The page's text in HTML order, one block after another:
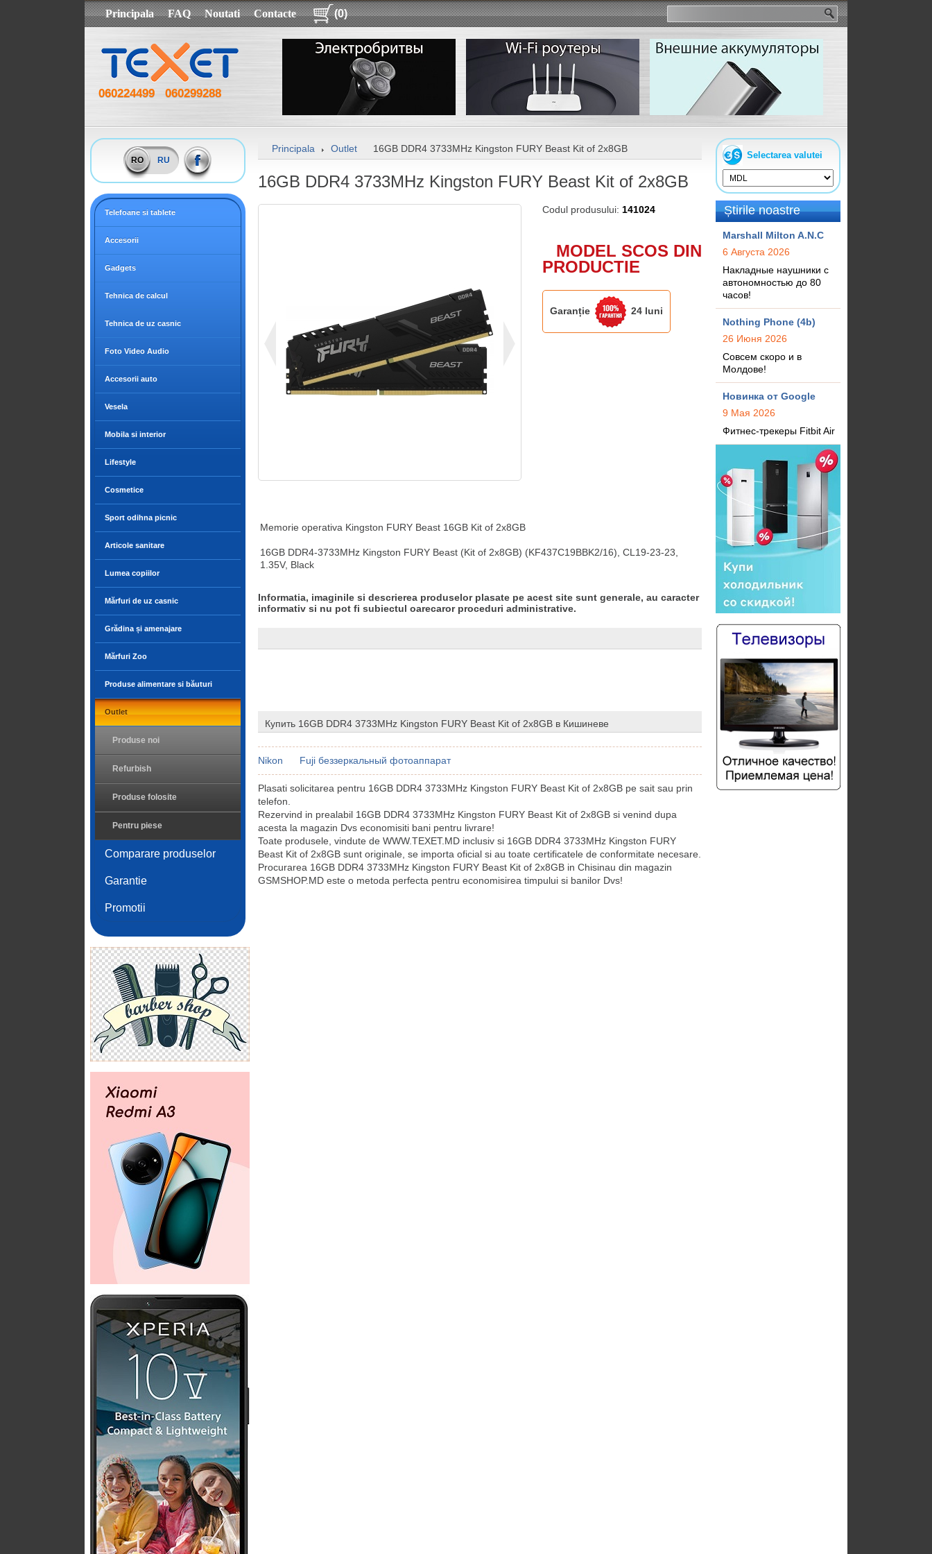
Principala FAQ Noutati Contacte (0)
060224499 060299288
RO RU
Telefoane si tablete
Accesorii
Gadgets
Tehnica de calcul
Tehnica de uz casnic
Foto Video Audio
Accesorii auto
Vesela
Mobila si interior
Lifestyle
Cosmetice
Sport odihna picnic
Articole sanitare
Lumea copiilor
Mărfuri de uz casnic
Grădina și amenajare
Mărfuri Zoo
Produse alimentare si băuturi
Outlet
Produse noi
Refurbish
Produse folosite
Pentru piese
Comparare produselor
Garantie
Promotii
Principala Outlet 16GB DDR4 3733MHz Kingston FURY Beast Kit of 2x8GB
16GB DDR4 3733MHz Kingston FURY Beast Kit of 2x8GB
Codul produsului: 141024
MODEL SCOS DIN
PRODUCTIE
Garanție 24 luni
Memorie operativa Kingston FURY Beast 16GB Kit of 2x8GB
16GB DDR4-3733MHz Kingston FURY Beast (Kit of 2x8GB) (KF437C19BBK2/16), CL19-23-23,
1.35V, Black
Informatia, imaginile si descrierea produselor plasate pe acest site sunt generale, au caracter
informativ si nu pot fi subiectul oarecaror proceduri administrative.
Купить 16GB DDR4 3733MHz Kingston FURY Beast Kit of 2x8GB в Кишиневе
Nikon Fuji беззеркальный фотоаппарат
Plasati solicitarea pentru 16GB DDR4 3733MHz Kingston FURY Beast Kit of 2x8GB pe sait sau prin
telefon.
Rezervind in prealabil 16GB DDR4 3733MHz Kingston FURY Beast Kit of 2x8GB si venind dupa
acesta la magazin Dvs economisiti bani pentru livrare!
Toate produsele, vindute de WWW.TEXET.MD inclusiv si 16GB DDR4 3733MHz Kingston FURY
Beast Kit of 2x8GB sunt originale, se importa oficial si au toate certificatele de conformitate necesare.
Procurarea 16GB DDR4 3733MHz Kingston FURY Beast Kit of 2x8GB in Chisinau din magazin
GSMSHOP.MD este o metoda perfecta pentru economisirea timpului si banilor Dvs!
Selectarea valutei
Știrile noastre
Marshall Milton A.N.C
6 Августа 2026
Накладные наушники с
автономностью до 80
часов!
Nothing Phone (4b)
26 Июня 2026
Совсем скоро и в
Молдове!
Новинка от Google
9 Мая 2026
Фитнес-трекеры Fitbit Air